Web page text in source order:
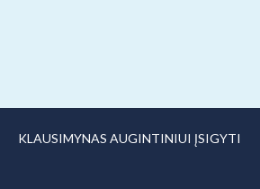
KLAUSIMYNAS AUGINTINIUI ĮSIGYTI